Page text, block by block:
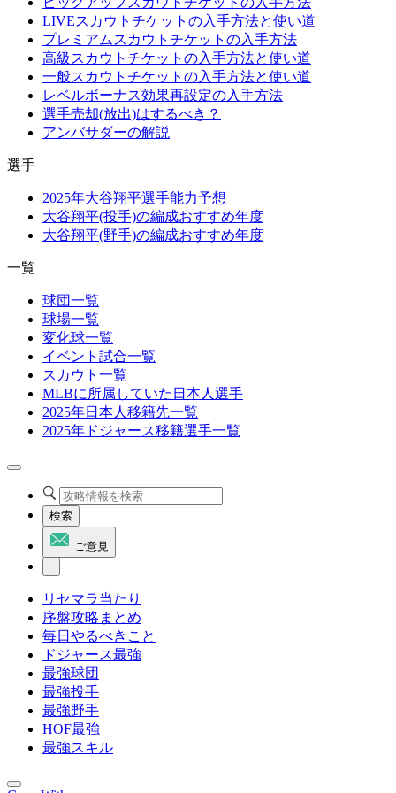
LIVEスカウトチケットの入手方法と使い道
プレミアムスカウトチケットの入手方法
高級スカウトチケットの入手方法と使い道
一般スカウトチケットの入手方法と使い道
レベルボーナス効果再設定の入手方法
選手売却(放出)はするべき？
アンバサダーの解説
選手
2025年大谷翔平選手能力予想
大谷翔平(投手)の編成おすすめ年度
大谷翔平(野手)の編成おすすめ年度
一覧
球団一覧
球場一覧
変化球一覧
イベント試合一覧
スカウト一覧
MLBに所属していた日本人選手
2025年日本人移籍先一覧
2025年ドジャース移籍選手一覧
検索
ご意見
リセマラ当たり
序盤攻略まとめ
毎日やるべきこと
ドジャース最強
最強球団
最強投手
最強野手
HOF最強
最強スキル